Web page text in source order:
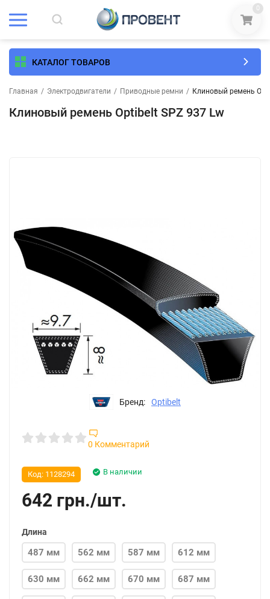
0
КАТАЛОГ ТОВАРОВ
Главная / Электродвигатели / Приводные ремни / Клиновый ремень
Клиновый ремень Optibelt SPZ 937 Lw
Бренд: Optibelt
0 Комментарий
В наличии
Код: 1128294
642 грн./шт.
Длина
487 мм 562 мм 587 мм 612 мм
630 мм 662 мм 670 мм 687 мм